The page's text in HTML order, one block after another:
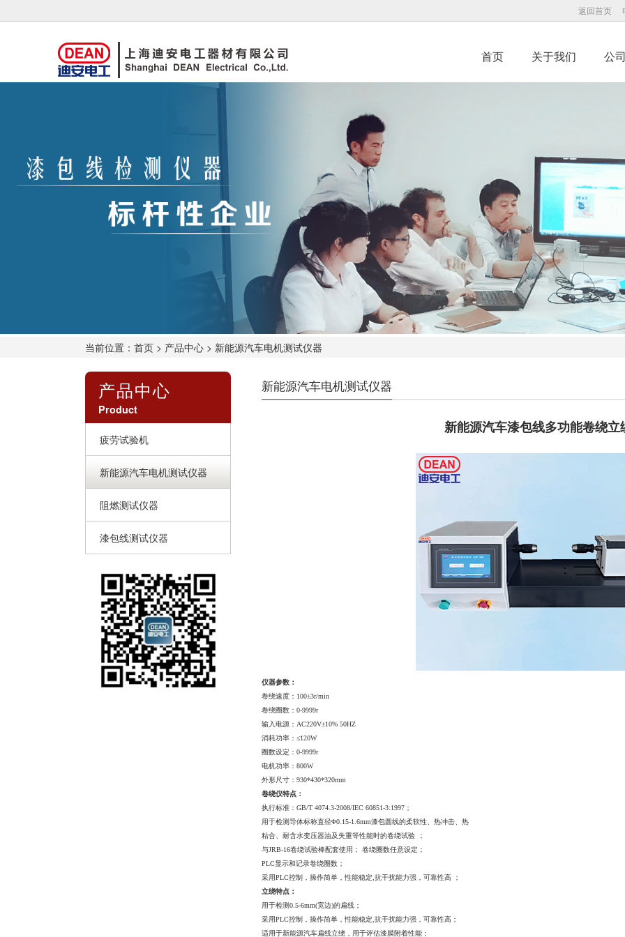
返回首页
首页 关于我们 公
当前位置： 首页 > 产品中心 > 新能源汽车电机测试仪器
产品中心
Product
疲劳试验机
新能源汽车电机测试仪器
阻燃测试仪器
漆包线测试仪器
新能源汽车电机测试仪器
新能源汽车漆包线多功能卷绕立
仪器参数：
卷绕速度： 100±3r/min
卷绕圈数： 0-9999r
输入电源： AC220V±10% 50HZ
消耗功率： ≤120W
圈数设定： 0-9999r
电机功率： 800W
外形尺寸： 930*430*320mm
卷绕仪特点：
执行标准： GB/T 4074.3-2008/IEC 60851-3:1997；
用于检测导体标称直径Φ0.15-1.6mm漆包圆线的柔软性、热冲击、热
粘合、耐含水变压器油及失重等性能时的卷绕试验
；
与JRB-16卷绕试验棒配套使用； 卷绕圈数任意设定；
PLC显示和记录卷绕圈数；
采用PLC控制，操作简单，性能稳定,抗干扰能力强，可靠性高 ；
立绕特点 ：
用于检测0.5-6mm(宽边)的扁线；
采用PLC控制，操作简单，性能稳定,抗干扰能力强，可靠性高；
适用于新能源汽车扁线立绕，用于评估漆膜附着性能；